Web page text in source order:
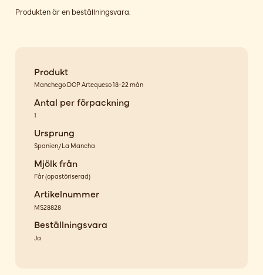
Produkten är en beställningsvara.
Produkt
Manchego DOP Artequeso 18-22 mån
Antal per förpackning
1
Ursprung
Spanien/La Mancha
Mjölk från
Får(opastöriserad)
Artikelnummer
MS28828
Beställningsvara
Ja